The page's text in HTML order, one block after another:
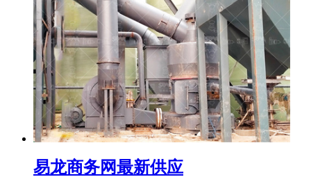
易龙商务网最新供应